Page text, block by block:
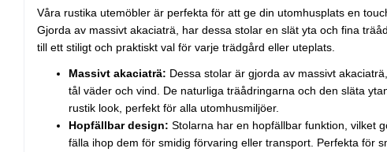
Våra rustika utemöbler är perfekta för att ge din utomhusplats en
Gjorda av massivt akaciaträ, har dessa stolar en slät yta och fina
till ett stiligt och praktiskt val för varje trädgård eller uteplats.
Massivt akaciaträ: Dessa stolar är gjorda av massivt
tål väder och vind. De naturliga träådringarna och den släta
rustik look, perfekt för alla utomhusmiljöer.
Hopfällbar design: Stolarna har en hopfällbar funktion, vilket
fälla ihop dem för smidig förvaring eller transport. Perfekta för